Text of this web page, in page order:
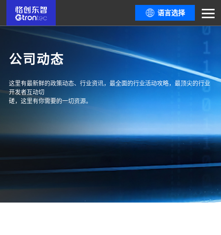
语言选择
公司动态
这里有最新鲜的政策动态、行业资讯，最全面的行业活动攻略，最顶尖的行业
开发者互动切
磋，这里有你需要的一切资源。